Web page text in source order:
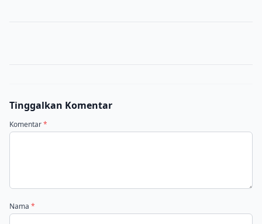
Tinggalkan Komentar
Komentar*
Nama *